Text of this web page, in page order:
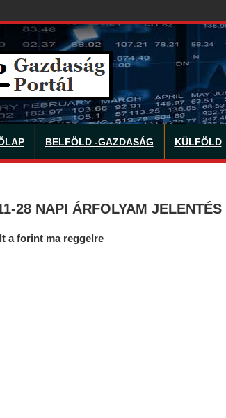
BELFÖLD -GAZDASÁG KÜLFÖLD
28 NAPI ÁRFOLYAM JELENTÉS
a forint ma reggelre